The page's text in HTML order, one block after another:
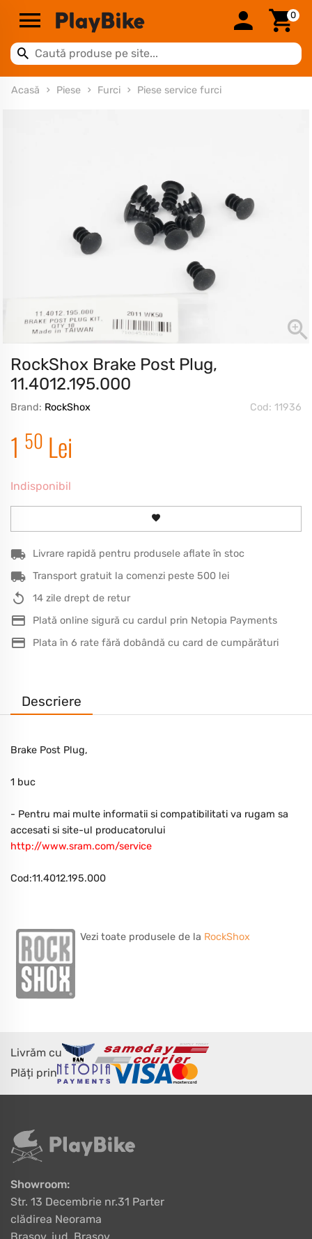
0
Acasă Piese Furci Piese service furci
RockShox Brake Post Plug,
11.4012.195.000
Brand: RockShox Cod: 11936
1 50 Lei
Indisponibil
Livrare rapidă pentru produsele aflate în stoc
Transport gratuit la comenzi peste 500 lei
14 zile drept de retur
Plată online sigură cu cardul prin Netopia Payments
Plata în 6 rate fără dobândă cu card de cumpărături
Descriere
Brake Post Plug,
1 buc
- Pentru mai multe informatii si compatibilitati va rugam sa
accesati si site-ul producatorului
http://www.sram.com/service
Cod:11.4012.195.000
Vezi toate produsele de la RockShox
Livrăm cu
Plăți prin
Showroom:
Str. 13 Decembrie nr.31 Parter
clădirea Neorama